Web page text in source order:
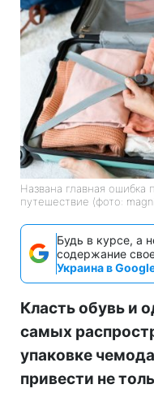
Названа главная ошибка
путешествие (фото:
Будь в курсе, а
содержание
Украина в
Класть обувь и
самых
упаковке
привести не